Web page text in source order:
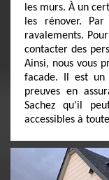
les murs. À un
les rénover.
ravalements.
contacter des
Ainsi, nous vous
facade. Il est un
preuves en
Sachez qu'il
accessibles à